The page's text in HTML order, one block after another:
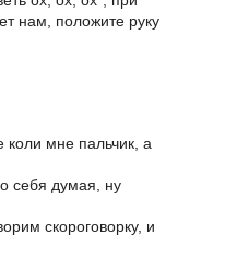
нам, положите руку
коли мне пальчик, а
себя думая, ну
скороговорку, и